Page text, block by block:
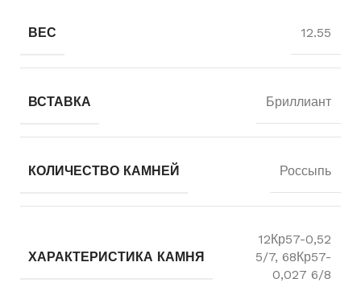
ВЕС 12.55
ВСТАВКА Бриллиант
КОЛИЧЕСТВО КАМНЕЙ Россыпь
ХАРАКТЕРИСТИКА КАМНЯ
12Кр57-0,52
5/7, 68Кр57-
0,027 6/8